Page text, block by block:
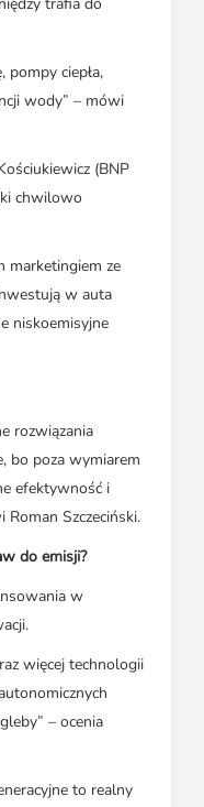
trafia do
ciepła,
wody” – mówi
(BNP
chwilowo
marketingiem ze
w auta
niskoemisyjne
rozwiązania
bo poza wymiarem
efektywność i
Szczeciński.
do emisji?
w
więcej technologii
– ocenia
to realny